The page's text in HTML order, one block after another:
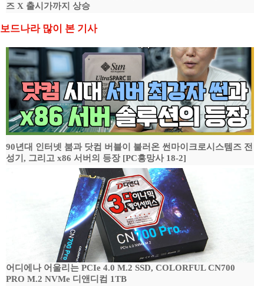
즈 X 출시가까지 상승
보드나라 많이 본 기사
90년대 인터넷 붐과 닷컴 버블이 불러온 썬마이크로시스템즈 전
성기, 그리고 x86 서버의 등장 [PC흥망사 18-2]
어디에나 어울리는 PCIe 4.0 M.2 SSD, COLORFUL CN700
PRO M.2 NVMe 디앤디컴 1TB